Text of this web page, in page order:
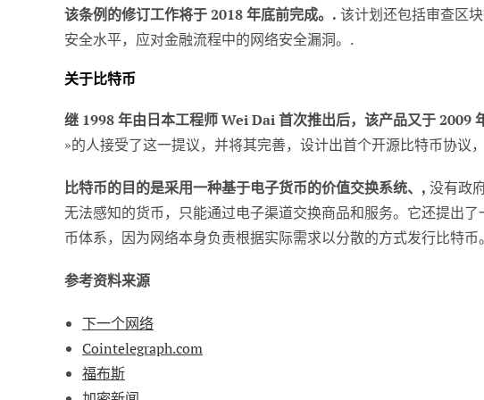
该条例的修订工作将于 2018 年底前完成。. 该计划还包括审查区
安全水平，应对金融流程中的网络安全漏洞。.
关于比特币
继 1998 年由日本工程师 Wei Dai 首次推出后，该产品又于 2009
»的人接受了这一提议，并将其完善，设计出首个开源比特币协议
比特币的目的是采用一种基于电子货币的价值交换系统、, 没有政
无法感知的货币，只能通过电子渠道交换商品和服务。它还提出
币体系，因为网络本身负责根据实际需求以分散的方式发行比特币
参考资料来源
下一个网络
Cointelegraph.com
福布斯